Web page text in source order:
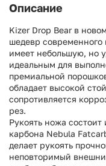
Описание
Kizer Drop Bear в
шедевр
имеет небольшую, но
идеальным для
премиальной
обладает высокой
сопротивляется
рез.
Рукоять ножа
карбона Nebula
делает рукоять
неповторимый